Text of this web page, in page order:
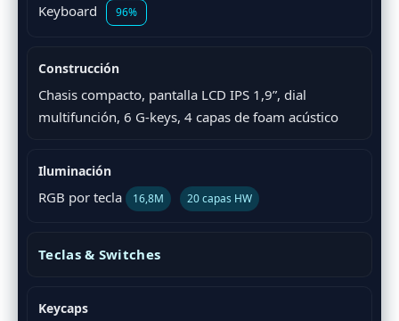
Keyboard
96%
Construcción
Chasis compacto, pantalla LCD IPS 1,9”, dial
multifunción, 6 G-keys, 4 capas de foam acústico
Iluminación
RGB por tecla 16,8M 20 capas HW
Teclas & Switches
Keycaps